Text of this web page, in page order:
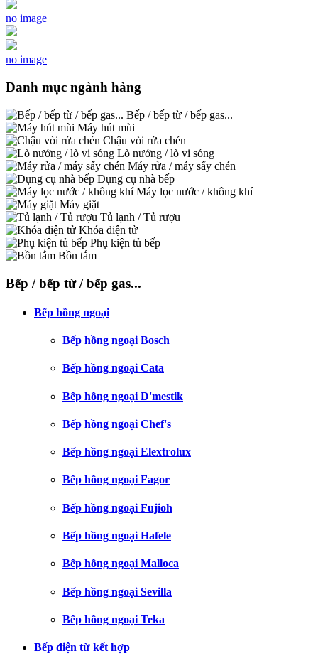
no image
no image
Danh mục ngành hàng
Bếp / bếp từ / bếp gas...
Máy hút mùi
Chậu vòi rửa chén
Lò nướng / lò vi sóng
Máy rửa / máy sấy chén
Dụng cụ nhà bếp
Máy lọc nước / không khí
Máy giặt
Tủ lạnh / Tủ rượu
Khóa điện tử
Phụ kiện tủ bếp
Bồn tắm
Bếp / bếp từ / bếp gas...
Bếp hồng ngoại
Bếp hồng ngoại Bosch
Bếp hồng ngoại Cata
Bếp hồng ngoại D'mestik
Bếp hồng ngoại Chef's
Bếp hồng ngoại Elextrolux
Bếp hồng ngoại Fagor
Bếp hồng ngoại Fujioh
Bếp hồng ngoại Hafele
Bếp hồng ngoại Malloca
Bếp hồng ngoại Sevilla
Bếp hồng ngoại Teka
Bếp điện từ kết hợp